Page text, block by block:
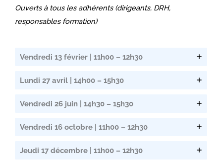
Ouverts à tous les adhérents (dirigeants, DRH,
responsables formation)
Vendredi 13 février | 11h00 – 12h30
Lundi 27 avril | 14h00 – 15h30
Vendredi 26 juin | 14h30 – 15h30
Vendredi 16 octobre | 11h00 – 12h30
Jeudi 17 décembre | 11h00 – 12h30